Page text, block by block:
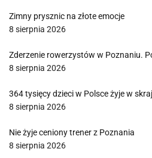
Zimny prysznic na złote emocje
8 sierpnia 2026
Zderzenie rowerzystów w Poznaniu.
8 sierpnia 2026
364 tysięcy dzieci w Polsce żyje w
8 sierpnia 2026
Nie żyje ceniony trener z Poznania
8 sierpnia 2026